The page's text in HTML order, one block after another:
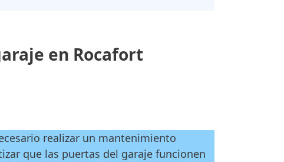
en Rocafort
realizar un mantenimiento
que las puertas del garaje funcionen